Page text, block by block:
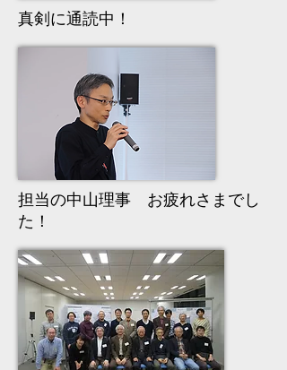
真剣に通読中！
担当の中山理事 お疲れさまでし
た！